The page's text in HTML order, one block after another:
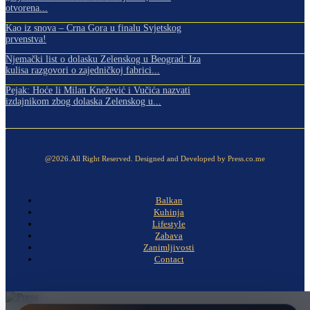
otvorena...
Kao iz snova – Crna Gora u finalu Svjetskog
prvenstva!
Njemački list o dolasku Zelenskog u Beograd: Iza
kulisa razgovori o zajedničkoj fabrici...
Pejak: Hoće li Milan Knežević i Vučića nazvati
izdajnikom zbog dolaska Zelenskog u...
@2026.All Right Reserved. Designed and Developed by Press.co.me
Balkan
Kuhinja
Lifestyle
Zabava
Zanimljivosti
Contact